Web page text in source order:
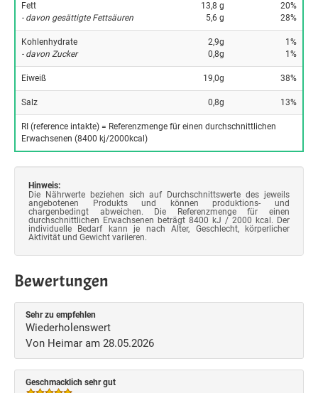
Fett
- davon gesättigte Fettsäuren
13,8 g
5,6 g
20%
28%
Kohlenhydrate
- davon Zucker
2,9g
0,8g
1%
1%
Eiweiß 19,0g 38%
Salz 0,8g 13%
RI (reference intakte) = Referenzmenge für einen durchschnittlichen
Erwachsenen (8400 kj/2000kcal)
Hinweis:
Die Nährwerte beziehen sich auf Durchschnittswerte des jeweils
angebotenen Produkts und können produktions- und
chargenbedingt abweichen. Die Referenzmenge für einen
durchschnittlichen Erwachsenen beträgt 8400 kJ / 2000 kcal. Der
individuelle Bedarf kann je nach Alter, Geschlecht, körperlicher
Aktivität und Gewicht variieren.
Bewertungen
Sehr zu empfehlen
Wiederholenswert
Von Heimar am 28.05.2026
Geschmacklich sehr gut